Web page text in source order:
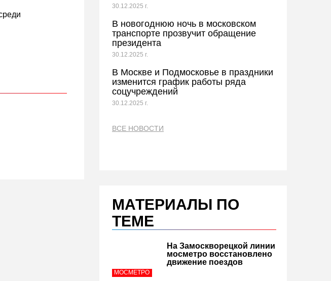
30.12.2025 г.
В новогоднюю ночь в московском
транспорте прозвучит обращение
президента
30.12.2025 г.
В Москве и Подмосковье в праздники
изменится график работы ряда
соцучреждений
30.12.2025 г.
ВСЕ НОВОСТИ
МАТЕРИАЛЫ ПО
ТЕМЕ
МОСМЕТРО
На Замоскворецкой линии
мосметро восстановлено
движение поездов